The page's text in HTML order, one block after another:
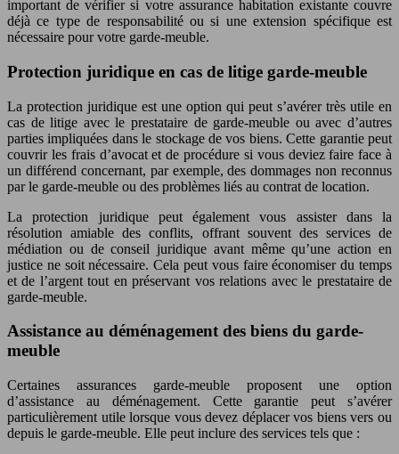
important de vérifier si votre assurance habitation existante couvre
déjà ce type de responsabilité ou si une extension spécifique est
nécessaire pour votre garde-meuble.
Protection juridique en cas de litige garde-meuble
La protection juridique est une option qui peut s’avérer très utile en
cas de litige avec le prestataire de garde-meuble ou avec d’autres
parties impliquées dans le stockage de vos biens. Cette garantie peut
couvrir les frais d’avocat et de procédure si vous deviez faire face à
un différend concernant, par exemple, des dommages non reconnus
par le garde-meuble ou des problèmes liés au contrat de location.
La protection juridique peut également vous assister dans la
résolution amiable des conflits, offrant souvent des services de
médiation ou de conseil juridique avant même qu’une action en
justice ne soit nécessaire. Cela peut vous faire économiser du temps
et de l’argent tout en préservant vos relations avec le prestataire de
garde-meuble.
Assistance au déménagement des biens du garde-
meuble
Certaines assurances garde-meuble proposent une option
d’assistance au déménagement. Cette garantie peut s’avérer
particulièrement utile lorsque vous devez déplacer vos biens vers ou
depuis le garde-meuble. Elle peut inclure des services tels que :